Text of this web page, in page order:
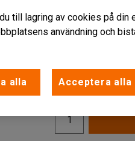
Höj- och sänkbar
Med praktisk
3 265 kr
till lagring av cookies på din
användning och
alla Acceptera alla